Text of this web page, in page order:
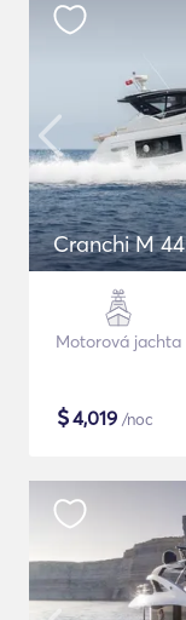
Cranchi M 44
Motorová jachta
$4,019 /noc